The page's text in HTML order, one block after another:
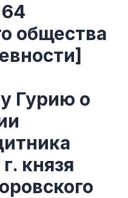
общества
Гурию о
князя